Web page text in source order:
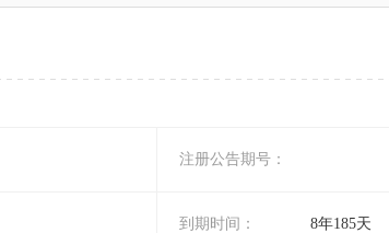
注册公告期号：
到期时间： 8年185天